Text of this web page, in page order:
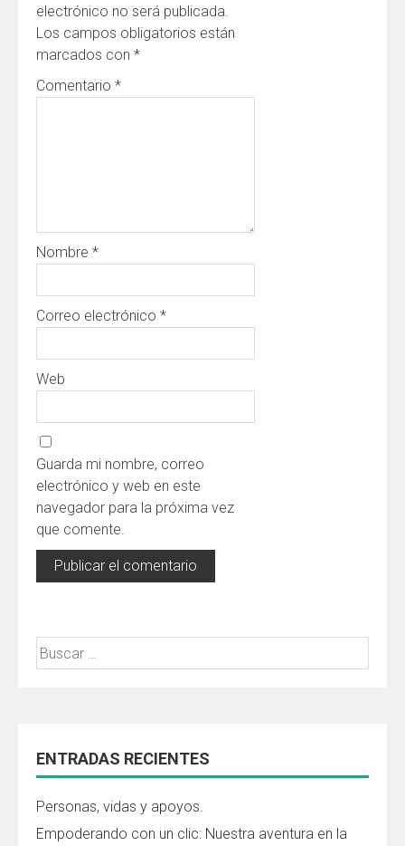
electrónico no será publicada.
Los campos obligatorios están
marcados con *
Comentario *
Nombre *
Correo electrónico *
Web
Guarda mi nombre, correo
electrónico y web en este
navegador para la próxima vez
que comente.
Buscar:
ENTRADAS RECIENTES
Personas, vidas y apoyos.
Empoderando con un clic: Nuestra aventura en la